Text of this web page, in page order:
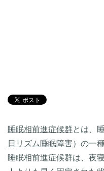
睡眠相前進症候群とは、
日リズム睡眠障害）の一
睡眠相前進症候群は、夜